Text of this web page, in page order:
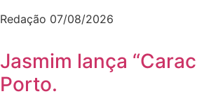
Redação 07/08/2026
Jasmim lança
Porto.